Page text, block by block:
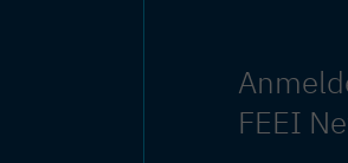
FEEI